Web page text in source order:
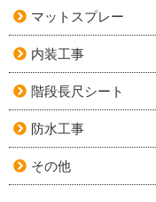
マットスプレー
内装工事
階段長尺シート
防水工事
その他